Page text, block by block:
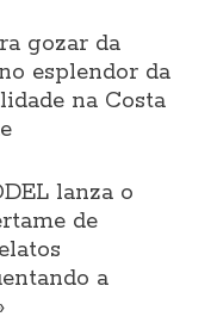
gozar da
esplendor da
na Costa
lanza o
de
a